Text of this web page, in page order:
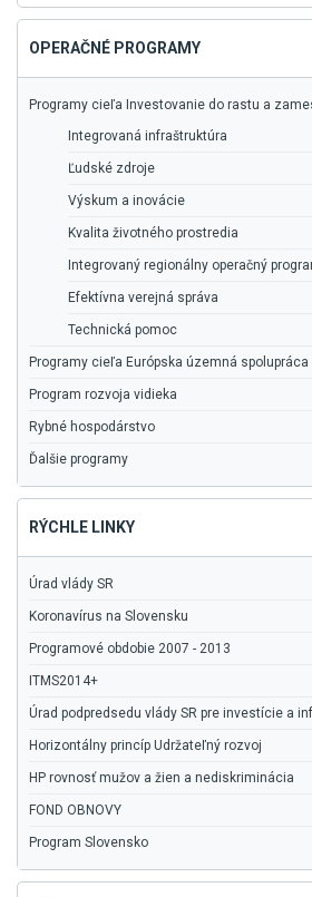
OPERAČNÉ PROGRAMY
Programy cieľa Investovanie do rastu a
Integrovaná infraštruktúra
Ľudské zdroje
Výskum a inovácie
Kvalita životného prostredia
Integrovaný regionálny operačný
Efektívna verejná správa
Technická pomoc
Programy cieľa Európska územná spolupráca
Program rozvoja vidieka
Rybné hospodárstvo
Ďalšie programy
RÝCHLE LINKY
Úrad vlády SR
Koronavírus na Slovensku
Programové obdobie 2007 - 2013
ITMS2014+
Úrad podpredsedu vlády SR pre investície a
Horizontálny princíp Udržateľný rozvoj
HP rovnosť mužov a žien a nediskriminácia
FOND OBNOVY
Program Slovensko